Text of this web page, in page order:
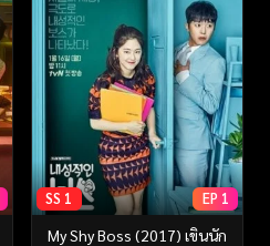
SS 1 EP 1
My Shy Boss (2017) เขินนัก